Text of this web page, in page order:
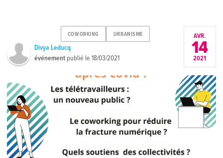
COWORKING URBANISME
Divya Leducq
événement publié le18/03/2021
AVR.
14
2021